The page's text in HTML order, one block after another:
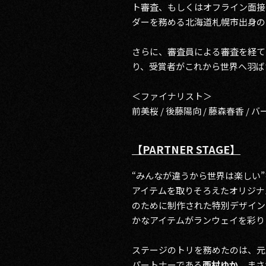
ト審査、もしくはオフライン面
ダーを務める北海道札幌市出身
さらに、審査員による審査を経
り、受賞者がこれから世界へ羽
＜ファイナリスト＞
前美桜 / 後藤陽向 / 藤森春香 / バ
【PARTNER STAGE】
“みんなが違うから世界は楽し
アイテムを取りそろえたオリジ
のために制作された特別デザイ
かなアイテムがランウェイを彩
ステージのトリを務めたのは、